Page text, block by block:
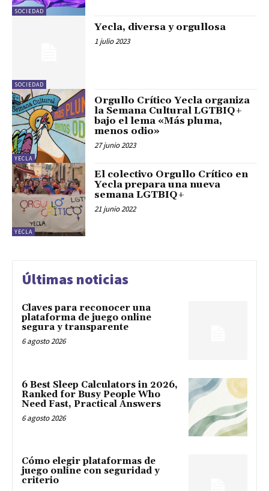
SOCIEDAD
SOCIEDAD
Yecla, diversa y orgullosa
1 julio 2023
YECLA
Orgullo Crítico Yecla organiza
la Semana Cultural LGTBIQ+
bajo el lema «Más pluma,
menos odio»
27 junio 2023
YECLA
El colectivo Orgullo Crítico en
Yecla prepara una nueva
semana LGTBIQ+
21 junio 2022
Últimas noticias
Claves para reconocer una
plataforma de juego online
segura y transparente
6 agosto 2026
6 Best Sleep Calculators in 2026,
Ranked for Busy People Who
Need Fast, Practical Answers
6 agosto 2026
Cómo elegir plataformas de
juego online con seguridad y
criterio